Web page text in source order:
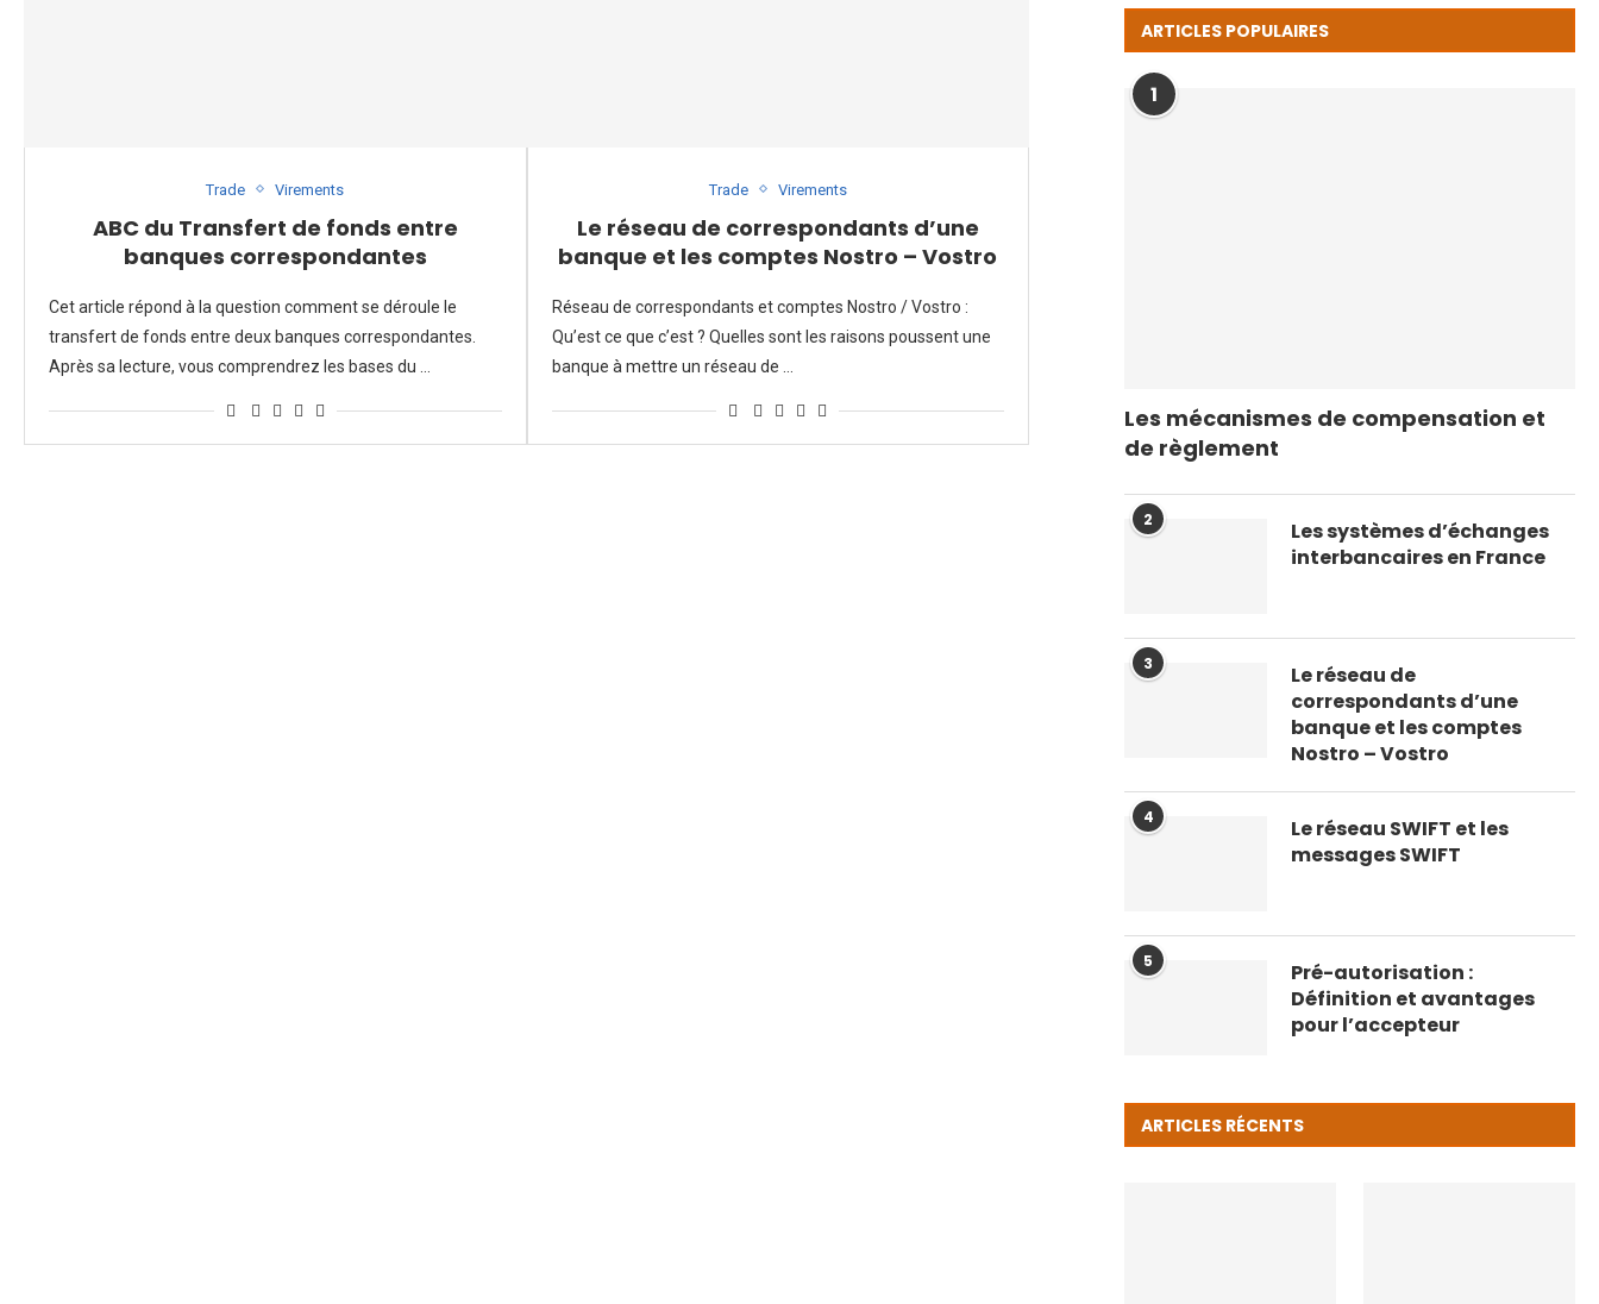
Trade Virements
ABC du Transfert de fonds entre
banques correspondantes
Cet article répond à la question comment se déroule le
transfert de fonds entre deux banques correspondantes.
Après sa lecture, vous comprendrez les bases du …
Trade Virements
Le réseau de correspondants d’une
banque et les comptes Nostro – Vostro
Réseau de correspondants et comptes Nostro / Vostro :
Qu’est ce que c’est ? Quelles sont les raisons poussent une
banque à mettre un réseau de …
ARTICLES POPULAIRES
1
Les mécanismes de compensation et
de règlement
2
Les systèmes d’échanges
interbancaires en France
3
Le réseau de
correspondants d’une
banque et les comptes
Nostro – Vostro
4
Le réseau SWIFT et les
messages SWIFT
5
Pré-autorisation :
Définition et avantages
pour l’accepteur
ARTICLES RÉCENTS